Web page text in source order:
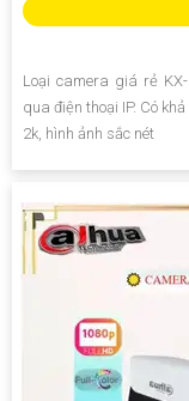
Loại camera giá rẻ
qua điện thoại IP. Có
2k, hình ảnh sắc nét